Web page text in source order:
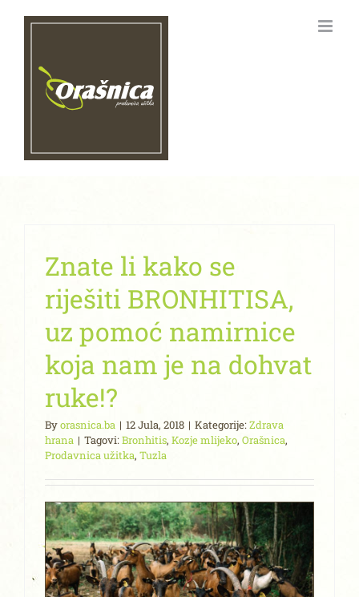
Znate li kako se
riješiti BRONHITISA,
uz pomoć namirnice
koja nam je na dohvat
ruke!?
Byorasnica.ba | 12 Jula, 2018 | Kategorije:Zdrava
hrana | Tagovi:Bronhitis, Kozje mlijeko, Orašnica,
Prodavnica užitka, Tuzla